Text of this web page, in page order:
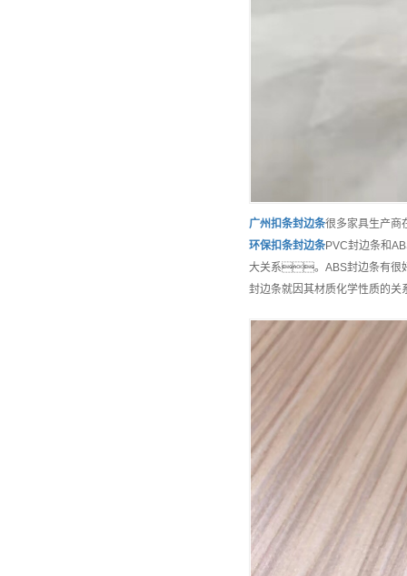
广州扣条封边条很多家具生产
环保扣条封边条PVC封边条和
大关系。ABS封边条有
封边条就因其材质化学性质